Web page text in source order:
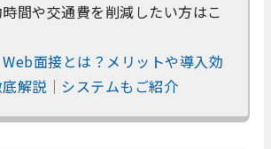
間や交通費を削減したい方はこ
Web面接とは？メリットや導入効
解説｜システムもご紹介